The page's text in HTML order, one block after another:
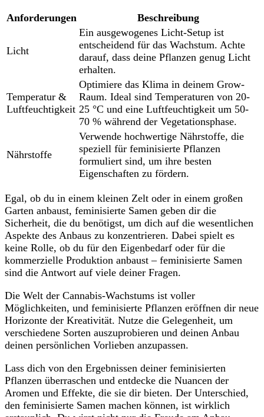
Anforderungen Beschreibung
Licht
Ein ausgewogenes Licht-Setup ist
entscheidend ​für das Wachstum. Achte⁤
darauf, dass deine Pflanzen genug Licht
erhalten.
Temperatur &
Luftfeuchtigkeit
Optimiere das Klima​ in deinem Grow-
Raum. Ideal sind Temperaturen von ‍20-
25​ °C und eine Luftfeuchtigkeit um 50-
70⁣ % während⁤ der‍ Vegetationsphase.
Nährstoffe
Verwende hochwertige Nährstoffe, ​die
speziell für ⁣feminisierte Pflanzen
formuliert sind,​ um ihre‍ besten
‌Eigenschaften zu fördern.
Egal, ​ob du in einem kleinen Zelt oder ⁣in einem ‌großen
Garten ‍anbaust,‌ feminisierte Samen⁢ geben ⁤dir ‍die‌
Sicherheit, die du benötigst, um dich‌ auf​ die wesentlichen
Aspekte des ‍Anbaus zu konzentrieren. ⁤Dabei spielt es
‌keine Rolle,⁣ ob du für den ‌Eigenbedarf oder für ‌die⁤
kommerzielle ⁢Produktion ⁤anbaust⁣ – ​feminisierte⁣ Samen
sind die Antwort⁢ auf ⁢viele ‌deiner Fragen.
Die Welt der Cannabis-Wachstums ist voller
Möglichkeiten, und feminisierte ⁣Pflanzen eröffnen dir neue‌
Horizonte der​ Kreativität. ⁢Nutze die Gelegenheit, um ​
verschiedene Sorten auszuprobieren und deinen Anbau
deinen ​persönlichen Vorlieben anzupassen.
Lass dich‍ von den ‍Ergebnissen deiner feminisierten
Pflanzen ⁢überraschen und entdecke die Nuancen der
Aromen ⁣und Effekte,‍ die sie dir bieten. Der ⁤Unterschied,
den‌ feminisierte Samen⁣ machen können, ist wirklich